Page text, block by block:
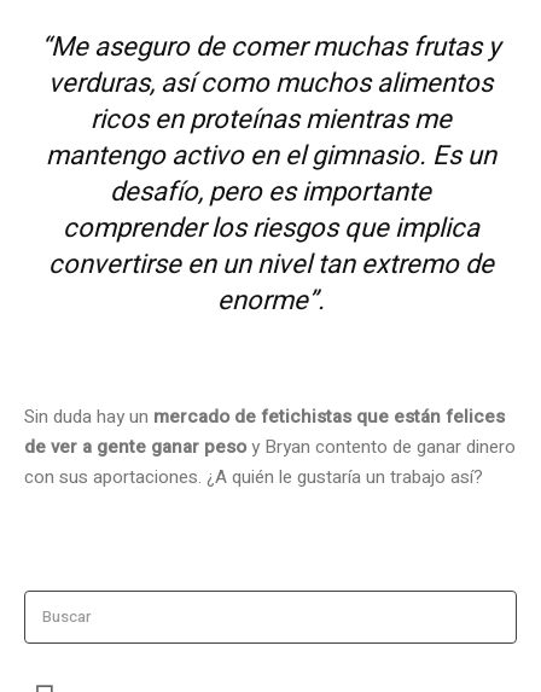
“Me aseguro de comer muchas frutas y
verduras, así como muchos alimentos
ricos en proteínas mientras me
mantengo activo en el gimnasio. Es un
desafío, pero es importante
comprender los riesgos que implica
convertirse en un nivel tan extremo de
enorme”.
Sin duda hay un mercado de fetichistas que están felices
de ver a gente ganar pesoy Bryan contento de ganar dinero
con sus aportaciones. ¿A quién le gustaría un trabajo así?
Buscar